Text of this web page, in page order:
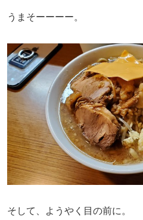
うまそーーーー。
そして、ようやく目の前に。